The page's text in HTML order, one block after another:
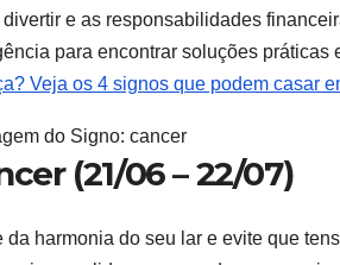
e as responsabilidades
para encontrar soluções práticas
Veja os 4 signos que podem casar
(21/06 – 22/07)
da harmonia do seu lar e evite que